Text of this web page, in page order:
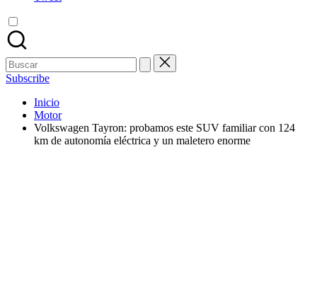
Buscar:
Subscribe
Inicio
Motor
Volkswagen Tayron: probamos este SUV familiar con 124
km de autonomía eléctrica y un maletero enorme